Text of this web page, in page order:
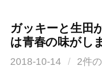
ガッキーと生田
は青春の味がし
2018-10-14 / 2件